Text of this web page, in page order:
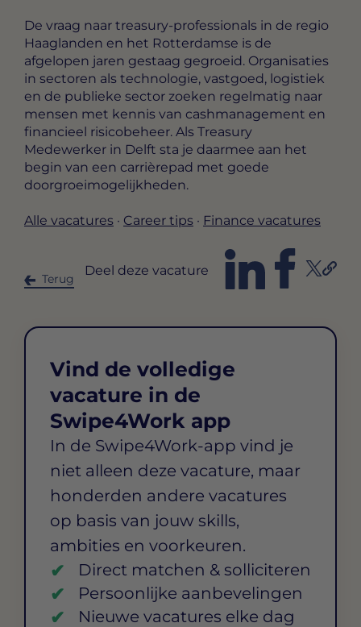
De vraag naar treasury-professionals in de regio
Haaglanden en het Rotterdamse is de
afgelopen jaren gestaag gegroeid. Organisaties
in sectoren als technologie, vastgoed, logistiek
en de publieke sector zoeken regelmatig naar
mensen met kennis van cashmanagement en
financieel risicobeheer. Als Treasury
Medewerker in Delft sta je daarmee aan het
begin van een carrièrepad met goede
doorgroeimogelijkheden.
Alle vacatures · Career tips · Finance vacatures
Terug
Deel deze vacature
Vind de volledige
vacature in de
Swipe4Work app
In de Swipe4Work-app vind je
niet alleen deze vacature, maar
honderden andere vacatures
op basis van jouw skills,
ambities en voorkeuren.
Direct matchen & solliciteren
Persoonlijke aanbevelingen
Nieuwe vacatures elke dag